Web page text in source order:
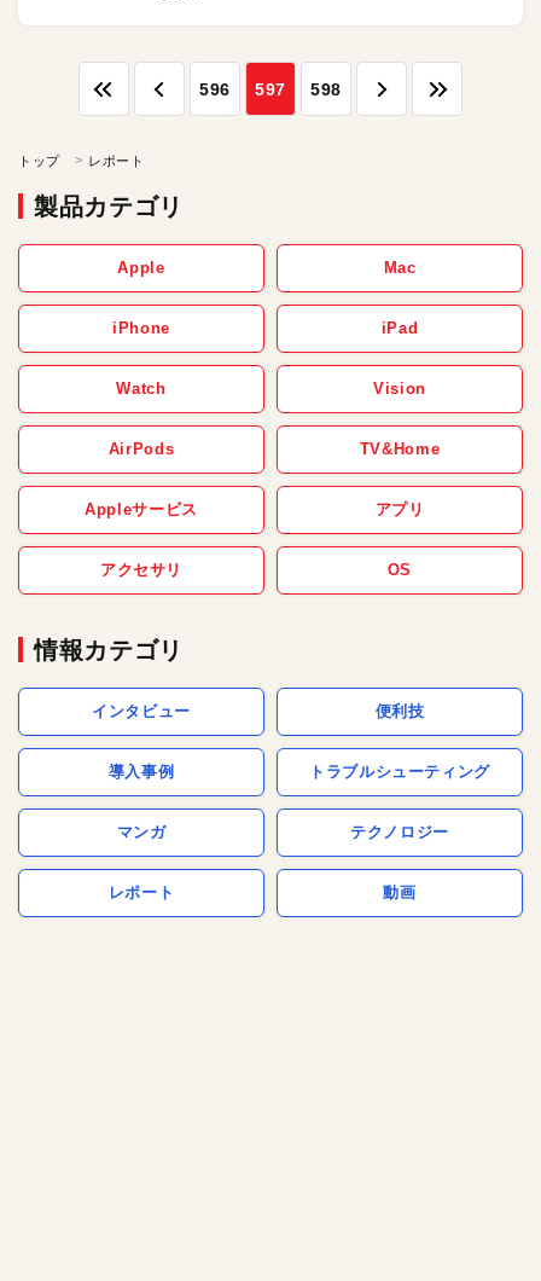
596 597 598
トップ レポート
製品カテゴリ
Apple Mac
iPhone iPad
Watch Vision
AirPods TV&Home
Appleサービス アプリ
アクセサリ OS
情報カテゴリ
インタビュー 便利技
導入事例 トラブルシューティング
マンガ テクノロジー
レポート 動画